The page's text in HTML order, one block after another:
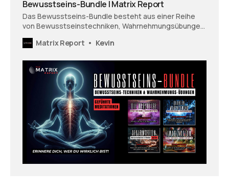
Bewusstseins-Bundle | Matrix Report
Das Bewusstseins-Bundle besteht aus einer Reihe
von Bewusstseinstechniken, Wahrnehmungsübungen
und geführten Meditationen.
Matrix Report Kevin